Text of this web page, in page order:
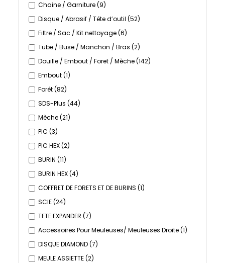
Chaine / Garniture(9)
Disque / Abrasif / Tête d’outil (52)
Filtre / Sac / Kit nettoyage(6)
Tube / Buse / Manchon / Bras (2)
Douille / Embout / Foret / Mèche(142)
Embout(1)
Forêt(82)
SDS-Plus (44)
Mèche(21)
PIC (3)
PIC HEX(2)
BURIN (11)
BURIN HEX(4)
COFFRET DE FORETS ET DE BURINS (1)
SCIE(24)
TETE EXPANDER (7)
Accessoires Pour Meuleuses/ Meuleuses Droite(1)
DISQUE DIAMOND(7)
MEULE ASSIETTE(2)